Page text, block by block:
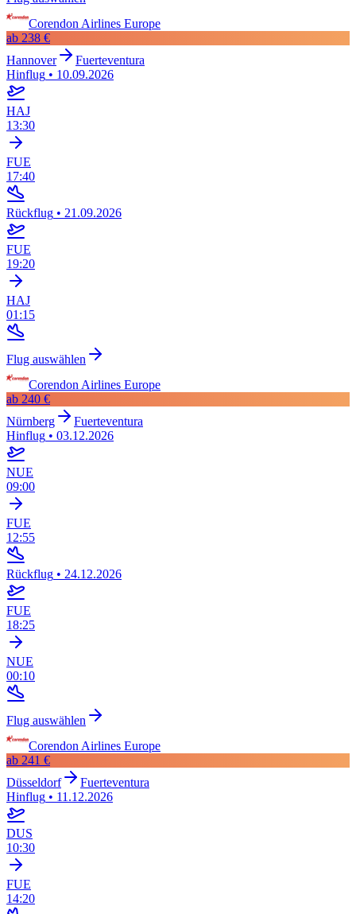
Corendon Airlines Europe
ab 238 €
Hannover
Fuerteventura
Hinflug • 10.09.2026
HAJ
13:30
FUE
17:40
Rückflug • 21.09.2026
FUE
19:20
HAJ
01:15
Flug auswählen
Corendon Airlines Europe
ab 240 €
Nürnberg
Fuerteventura
Hinflug • 03.12.2026
NUE
09:00
FUE
12:55
Rückflug • 24.12.2026
FUE
18:25
NUE
00:10
Flug auswählen
Corendon Airlines Europe
ab 241 €
Düsseldorf
Fuerteventura
Hinflug • 11.12.2026
DUS
10:30
FUE
14:20